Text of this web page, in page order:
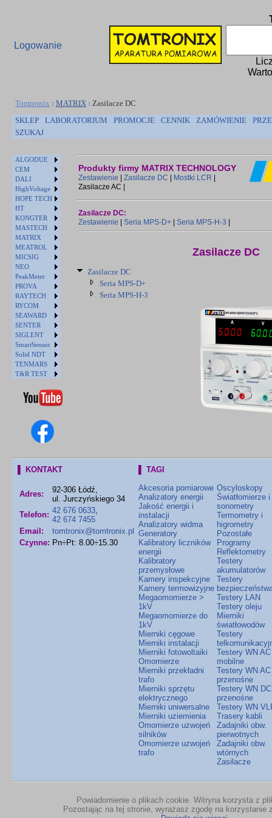
Logowanie
Tomtronix : MATRIX : Zasilacze DC
SKLEP
LABORATORIUM PROMOCJE CENNIK ZAMÓWIENIE
SZUKAJ
ALGODUE
CEM
DALI
HighVoltage
HOPE TECH
HT
KONGTER
MASTECH
MATRIX
MEATROL
MICSIG
NEO
PeakMeter
PROVA
RAYTECH
RYCOM
SEAWARD
SENTER
SIGLENT
SmartSensor
Solid NDT
TENMARS
T&R TEST
Produkty firmy MATRIX TECHNOLOGY
Zestawienie Zasilacze DC Mostki LCR
Zasilacze AC |
Zasilacze DC:
Zestawienie
Seria MPS-D+ Seria MPS-H-3
Zasilacze DC
Zasilacze DC
Seria MPS-D+
Seria MPS-H-3
▌ KONTAKT
Adres:
92-306 Łódź,
ul. Jurczyńskiego 34
Telefon: 42 676 0633
42 674 7455
Email:
tomtronix@tomtronix.pl
Czynne: Pn÷Pt: 8.00÷15.30
▌ TAGI
Akcesoria pomiarowe
Analizatory energii
Jakość energii i
instalacji
Analizatory widma
Generatory
Kalibratory liczników
energii
Kalibratory
przemysłowe
Kamery inspekcyjne
Kamery termowizyjne
Megaomomierze >
1kV
Megaomomierze do
1kV
Mierniki cęgowe
Mierniki instalacji
Mierniki fotowoltaiki
Omomierze
Mierniki przekładni
trafo
Mierniki sprzętu
elektrycznego
Mierniki uniwersalne
Mierniki uziemienia
Omomierze uzwojeń
silników
Omomierze uzwojeń
trafo
Oscyloskopy
Światłomierze i
sonometry
Termometry i
higrometry
Pozostałe
Programy
Reflektometry
Testery
akumulatorów
Testery
Testery LAN
Testery oleju
Mierniki
światłowodów
Testery
Testery WN AC
mobilne
Testery WN AC
przenośne
Testery WN DC
przenośne
Testery WN
Trasery kabli
Zadajniki obw.
pierwotnych
Zadajniki obw.
wtórnych
Zasilacze
Powiadomienie o plikach cookie. Witryna korzysta z
Pozostając na tej stronie, wyrażasz zgodę na korzystanie